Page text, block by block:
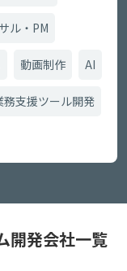
ル・PM
動画制作 AI
務支援ツール開発
開発会社一覧